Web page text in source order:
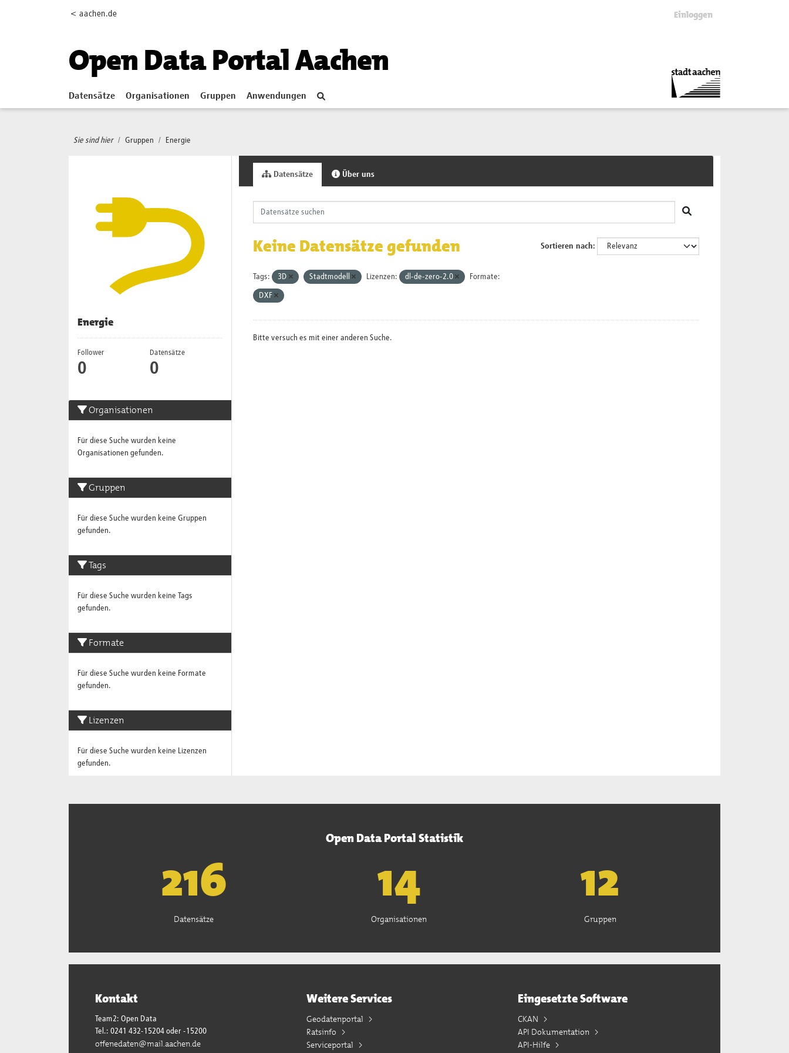
< aachen.de Einloggen
Open Data Portal Aachen
Datensätze Organisationen Gruppen Anwendungen
Sie sind hier Gruppen Energie
Energie
Follower
0
Datensätze
0
Organisationen
Für diese Suche wurden keine
Organisationen gefunden.
Gruppen
Für diese Suche wurden keine Gruppen
gefunden.
Tags
Für diese Suche wurden keine Tags
gefunden.
Formate
Für diese Suche wurden keine Formate
gefunden.
Lizenzen
Für diese Suche wurden keine Lizenzen
gefunden.
Datensätze Über uns
Sortieren nach
Keine Datensätze gefunden
Tags: 3D Stadtmodell Lizenzen: dl-de-zero-2.0 Formate:
DXF
Bitte versuch es mit einer anderen Suche.
Open Data Portal Statistik
221
Datensätze
15
Organisationen
13
Gruppen
Kontakt
Team2: Open Data
Tel.: 0241 432-15204 oder -15200
offenedaten@mail.aachen.de
Weitere Services
Geodatenportal
Ratsinfo
Serviceportal
Eingesetzte Software
CKAN
API Dokumentation
API-Hilfe